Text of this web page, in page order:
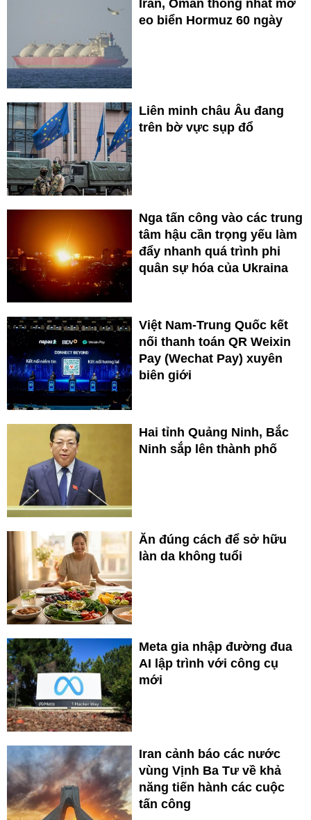
Iran, Oman thống nhất mở
eo biển Hormuz 60 ngày
Liên minh châu Âu đang
trên bờ vực sụp đổ
Nga tấn công vào các trung
tâm hậu cần trọng yếu làm
đẩy nhanh quá trình phi
quân sự hóa của Ukraina
Việt Nam-Trung Quốc kết
nối thanh toán QR Weixin
Pay (Wechat Pay) xuyên
biên giới
Hai tỉnh Quảng Ninh, Bắc
Ninh sắp lên thành phố
Ăn đúng cách để sở hữu
làn da không tuổi
Meta gia nhập đường đua
AI lập trình với công cụ
mới
Iran cảnh báo các nước
vùng Vịnh Ba Tư về khả
năng tiến hành các cuộc
tấn công